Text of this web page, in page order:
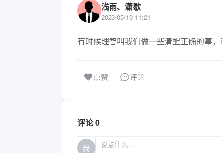
浅雨、潇歇
2023/05/19 11:21
有时候理智叫我们做一些清醒正确的事
点赞 评论
评论 0
我